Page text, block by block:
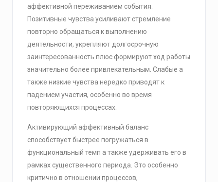
аффективной переживанием события.
Позитивные чувства усиливают стремление
повторно обращаться к выполнению
деятельности, укрепляют долгосрочную
заинтересованность плюс формируют ход работы
значительно более привлекательным. Слабые а
также низкие чувства нередко приводят к
падением участия, особенно во время
повторяющихся процессах.
Активирующий аффективный баланс
способствует быстрее погружаться в
функциональный темп а также удерживать его в
рамках существенного периода. Это особенно
критично в отношении процессов,